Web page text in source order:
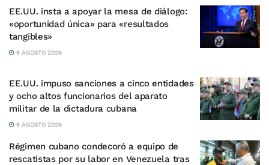
EE.UU. insta a apoyar la mesa de diálogo:
«oportunidad única» para «resultados
tangibles»
6 AGOSTO 2026
EE.UU. impuso sanciones a cinco entidades
y ocho altos funcionarios del aparato
militar de la dictadura cubana
6 AGOSTO 2026
Régimen cubano condecoró a equipo de
rescatistas por su labor en Venezuela tras